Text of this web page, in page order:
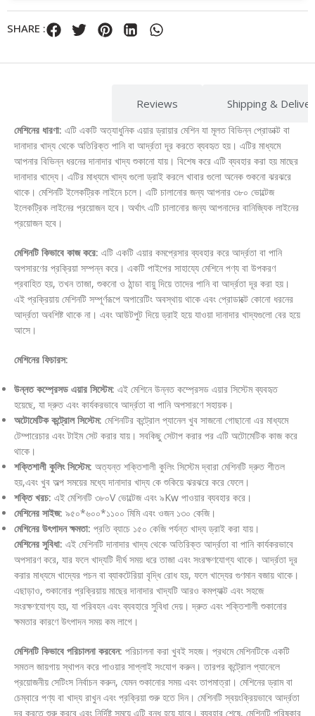
SHARE :
Reviews Shipping &
মেশিনের ধারণা: এটি একটি অত্যাধুনিক এয়ার ড্রায়ার মেশিন যা মূলত বিভিন্ন প্রোডাক্ট বা
দানাদার খাদ্য থেকে অতিরিক্ত পানি বা আর্দ্রতা দূর করতে ব্যবহৃত হয়। এটির মাধ্যমে
আপনার বিভিন্ন ধরনের দানাদার খাদ্য শুকানো যায়। বিশেষ করে এটি ব্যবহার করা হয় মাছের
দানাদার খাদ্যে। এটির মাধ্যমে খাদ্য গুলো ড্রাই করলে খাবার গুলো অনেক শুকনো ঝরঝরে
থাকে। মেশিনটি ইলেকট্রিক লাইনে চলে। এটি চালানোর জন্য আপনার ৩৮০ ভোল্টেজ
ইলেকট্রিক লাইনের প্রয়োজন হবে। অর্থাৎ এটি চালানোর জন্য আপনাদের বানিজ্যিক লাইনের
প্রয়োজন হবে।
মেশিনটি কিভাবে কাজ করে: এটি একটি এয়ার কমপ্রেসার ব্যবহার করে আর্দ্রতা বা পানি
অপসারণের প্রক্রিয়া সম্পন্ন করে। একটি পাইপের সাহায্যে মেশিনে পণ্য বা উপকরণ
প্রবাহিত হয়, তখন তাজা, শুকনো ও ঠান্ডা বায়ু দিয়ে তাদের পানি বা আর্দ্রতা দূর করা হয়।
এই প্রক্রিয়ায় মেশিনটি সম্পূর্ণরূপে অপারেটিং অবস্থায় থাকে এবং প্রোডাক্টে কোনো ধরনের
আর্দ্রতা অবশিষ্ট থাকে না। এবং আউটপুট দিয়ে ড্রাই হয়ে যাওয়া দানাদার খাদ্যগুলো বের হয়ে
আসে।
মেশিনের ফিচারস:
উন্নত কম্প্রেসড এয়ার সিস্টেম: এই মেশিনে উন্নত কম্প্রেসড এয়ার সিস্টেম ব্যবহৃত
হয়েছে, যা দ্রুত এবং কার্যকরভাবে আর্দ্রতা বা পানি অপসারণে সহায়ক।
অটোমেটিক কন্ট্রোল সিস্টেম: মেশিনটির কন্ট্রোল প্যানেল খুব সাজনো গোছানো এর মাধ্যমে
টেম্পারেচার এবং টাইম সেট করার যায়। সবকিছু সেটাপ করার পর এটি অটোমেটিক কাজ করে
থাকে।
শক্তিশালী কুলিং সিস্টেম: অত্যন্ত শক্তিশালী কুলিং সিস্টেম দ্বারা মেশিনটি দ্রুত শীতল
হয়,এবং খুব অল্প সময়ের মধ্যে দানাদার খাদ্য কে শুকিয়ে ঝরঝরে করে ফেলে।
শক্তি খরচ: এই মেশিনটি ৩৮০V ভোল্টেজ এবং ৯Kw পাওয়ার ব্যবহার করে।
মেশিনের সাইজ: ৯৫০*৬০০*১১০০ মিমি এবং ওজন ১৩০ কেজি।
মেশিনের উৎপাদন ক্ষমতা: প্রতি ব্যাচে ১৫০ কেজি পর্যন্ত খাদ্য ড্রাই করা যায়।
মেশিনের সুবিধা: এই মেশিনটি দানাদার খাদ্য থেকে অতিরিক্ত আর্দ্রতা বা পানি কার্যকরভাবে
অপসারণ করে, যার ফলে খাদ্যটি দীর্ঘ সময় ধরে তাজা এবং সংরক্ষণযোগ্য থাকে। আর্দ্রতা দূর
করার মাধ্যমে খাদ্যের পচন বা ব্যাকটেরিয়া বৃদ্ধি রোধ হয়, ফলে খাদ্যের গুণমান বজায় থাকে।
এছাড়াও, শুকানোর প্রক্রিয়ায় মাছের দানাদার খাদ্যটি আরও কমপ্যাক্ট এবং সহজে
সংরক্ষণযোগ্য হয়, যা পরিবহন এবং ব্যবহারে সুবিধা দেয়। দ্রুত এবং শক্তিশালী শুকানোর
ক্ষমতার কারণে উৎপাদন সময় কম লাগে।
মেশিনটি কিভাবে পরিচালনা করবেন: পরিচালনা করা খুবই সহজ। প্রথমে মেশিনটিকে একটি
সমতল জায়গায় স্থাপন করে পাওয়ার সাপ্লাই সংযোগ করুন। তারপর কন্ট্রোল প্যানেলে
প্রয়োজনীয় সেটিংস নির্বাচন করুন, যেমন শুকানোর সময় এবং তাপমাত্রা। মেশিনের ড্রাম বা
চেম্বারে পণ্য বা খাদ্য রাখুন এবং প্রক্রিয়া শুরু হতে দিন। মেশিনটি স্বয়ংক্রিয়ভাবে আর্দ্রতা
দূর করতে শুরু করবে এবং নির্দিষ্ট সময়ে এটি বন্ধ হয়ে যাবে। ব্যবহার শেষে, মেশিনটি পরিষ্কার